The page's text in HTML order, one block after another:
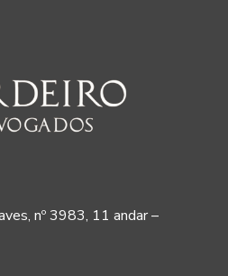
nº 3983, 11 andar –